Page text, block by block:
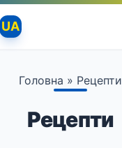
UA
Головна » Рецепти
Рецепти